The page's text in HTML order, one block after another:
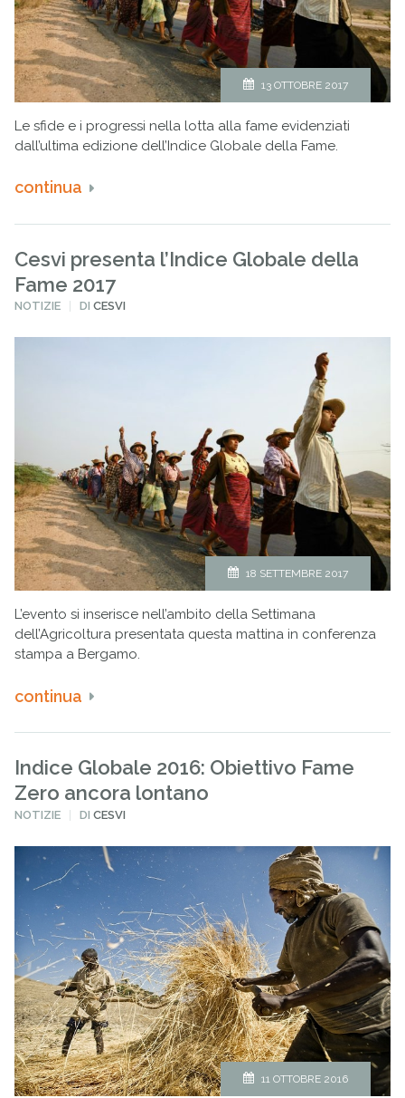
13 OTTOBRE 2017
Le sfide e i progressi nella lotta alla fame evidenziati
dall’ultima edizione dell’Indice Globale della Fame.
continua
Cesvi presenta l’Indice Globale della
Fame 2017
PUBBLICATO
NOTIZIE DICESVI
18 SETTEMBRE 2017
L’evento si inserisce nell’ambito della Settimana
dell’Agricoltura presentata questa mattina in conferenza
stampa a Bergamo.
continua
Indice Globale 2016: Obiettivo Fame
Zero ancora lontano
PUBBLICATO
NOTIZIE DICESVI
11 OTTOBRE 2016